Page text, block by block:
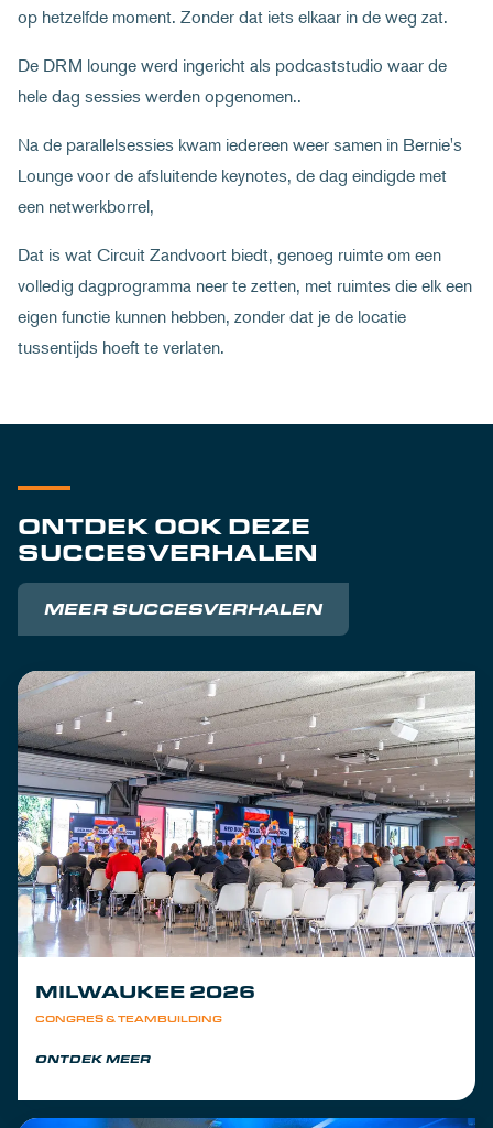
op hetzelfde moment. Zonder dat iets elkaar in de weg zat.
De DRM lounge werd ingericht als podcaststudio waar de
hele dag sessies werden opgenomen..
Na de parallelsessies kwam iedereen weer samen in Bernie's
Lounge voor de afsluitende keynotes, de dag eindigde met
een netwerkborrel,
Dat is wat Circuit Zandvoort biedt, genoeg ruimte om een
volledig dagprogramma neer te zetten, met ruimtes die elk een
eigen functie kunnen hebben, zonder dat je de locatie
tussentijds hoeft te verlaten.
ONTDEK OOK DEZE
SUCCESVERHALEN
MEER SUCCESVERHALEN
CONGRES & TEAMBUILDING
MILWAUKEE 2026
ONTDEK MEER